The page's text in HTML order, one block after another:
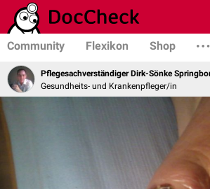
Community Flexikon Shop
Pflegesachverständiger Dirk-Sönke
Gesundheits- und Krankenpfleger/in